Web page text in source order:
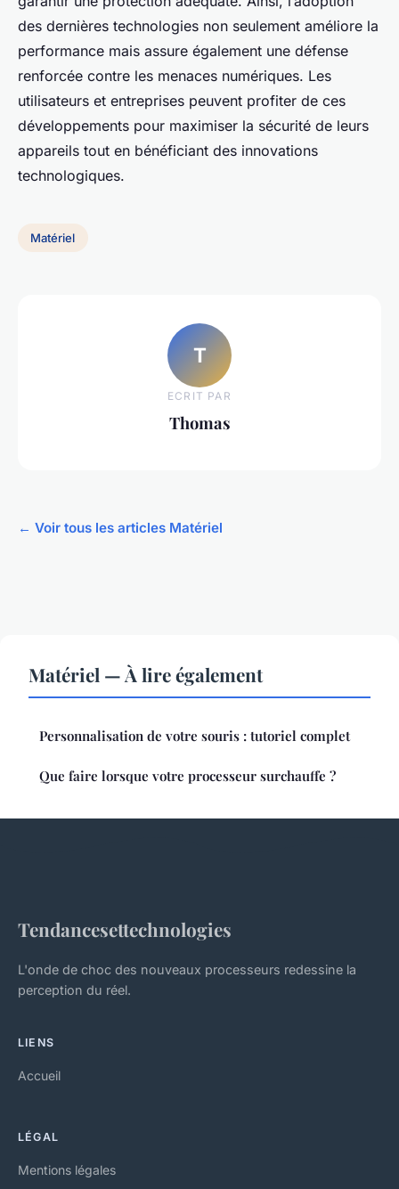
des dernières technologies non seulement améliore la
performance mais assure également une défense
renforcée contre les menaces numériques. Les
utilisateurs et entreprises peuvent profiter de ces
développements pour maximiser la sécurité de leurs
appareils tout en bénéficiant des innovations
technologiques.
Matériel
T
ECRIT PAR
Thomas
← Voir tous les articles Matériel
Matériel — À lire également
Personnalisation de votre souris : tutoriel complet
Que faire lorsque votre processeur surchauffe ?
Tendancesettechnologies
L'onde de choc des nouveaux processeurs redessine la
perception du réel.
LIENS
Accueil
LÉGAL
Mentions légales